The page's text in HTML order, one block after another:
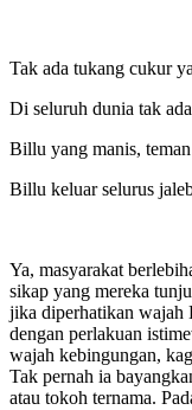
Tak ada tukang cukur
Di seluruh dunia tak
Billu yang manis,
Billu keluar selurus
Ya, masyarakat
sikap yang mereka
jika diperhatikan wajah
dengan perlakuan
wajah kebingungan,
Tak pernah ia
atau tokoh ternama.